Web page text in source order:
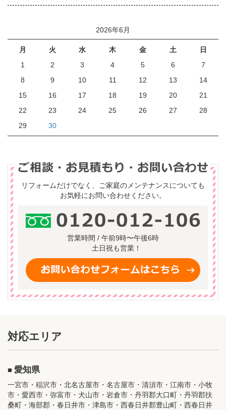
2026年6月
月 火 水 木 金 土
日
1
2 3 4 5 6
7
8
9 10 11 12 13
14
15
16 17 18 19 20
21
22
23 24 25 26 27
28
29
30
リフォームだけでなく、ご家庭のメンテナンスについても
お気軽にお問い合わせください。
営業時間 / 午前9時〜午後6時
土日祝も営業！
対応エリア
愛知県
一宮市・稲沢市・北名古屋市・名古屋市・清須市・江南市・小牧
市・愛西市・弥富市・犬山市・岩倉市・丹羽郡大口町・丹羽郡扶
桑町・海部郡・春日井市・津島市・西春日井郡豊山町・西春日井